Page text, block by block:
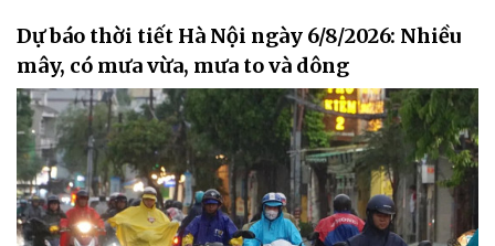
Dự báo thời tiết Hà Nội ngày 6/8/2026: Nhiều
mây, có mưa vừa, mưa to và dông